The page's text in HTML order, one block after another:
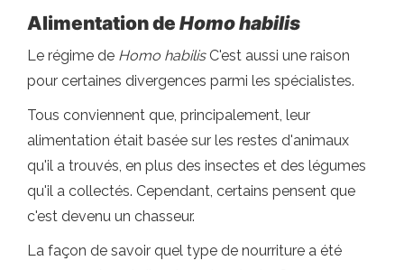
Alimentation de Homo habilis
Le régime de Homo habilisC'est aussi une raison
pour certaines divergences parmi les spécialistes.
Tous conviennent que, principalement, leur
alimentation était basée sur les restes d'animaux
qu'il a trouvés, en plus des insectes et des légumes
qu'il a collectés. Cependant, certains pensent que
c'est devenu un chasseur.
La façon de savoir quel type de nourriture a été